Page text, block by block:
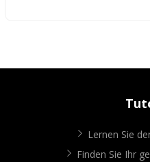
Lernen Sie
Finden Sie Ihr